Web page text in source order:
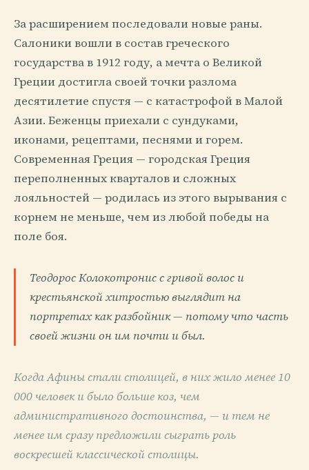
За расширением последовали новые раны.
Салоники вошли в состав греческого
государства в 1912 году, а мечта о Великой
Греции достигла своей точки разлома
десятилетие спустя — с катастрофой в Малой
Азии. Беженцы приехали с сундуками,
иконами, рецептами, песнями и горем.
Современная Греция — городская Греция
переполненных кварталов и сложных
лояльностей — родилась из этого вырывания с
корнем не меньше, чем из любой победы на
поле боя.
Теодорос Колокотронис с гривой волос и
крестьянской хитростью выглядит на
портретах как разбойник — потому что часть
своей жизни он им почти и был.
Когда Афины стали столицей, в них жило менее 10
000 человек и было больше коз, чем
административного достоинства, — и тем не
менее им сразу предложили сыграть роль
воскресшей классической столицы.